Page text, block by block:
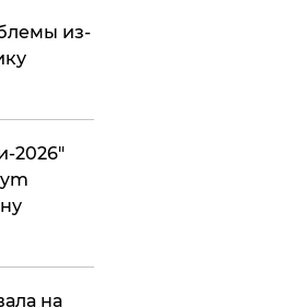
из-
2026"
на